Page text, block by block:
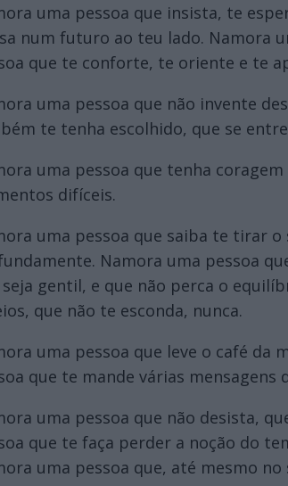
uma pessoa que insista, te
num futuro ao teu lado. Namora
que te conforte, te oriente e te
uma pessoa que não invente
te tenha escolhido, que se
uma pessoa que tenha
difíceis.
uma pessoa que saiba te tirar
Namora uma pessoa
gentil, e que não perca o
que não te esconda, nunca.
uma pessoa que leve o café da
que te mande várias
uma pessoa que não desista,
que te faça perder a noção do
uma pessoa que, até mesmo